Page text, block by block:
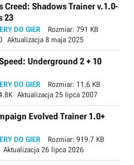
Creed: Shadows Trainer v.1.0-
23
DO GIER Rozmiar: 791 KB
Aktualizacja 8 maja 2025
Underground 2 + 10
DO GIER Rozmiar: 11.6 KB
Aktualizacja 25 lipca 2007
Evolved Trainer 1.0+
DO GIER Rozmiar: 919.7 KB
Aktualizacja 26 lipca 2026